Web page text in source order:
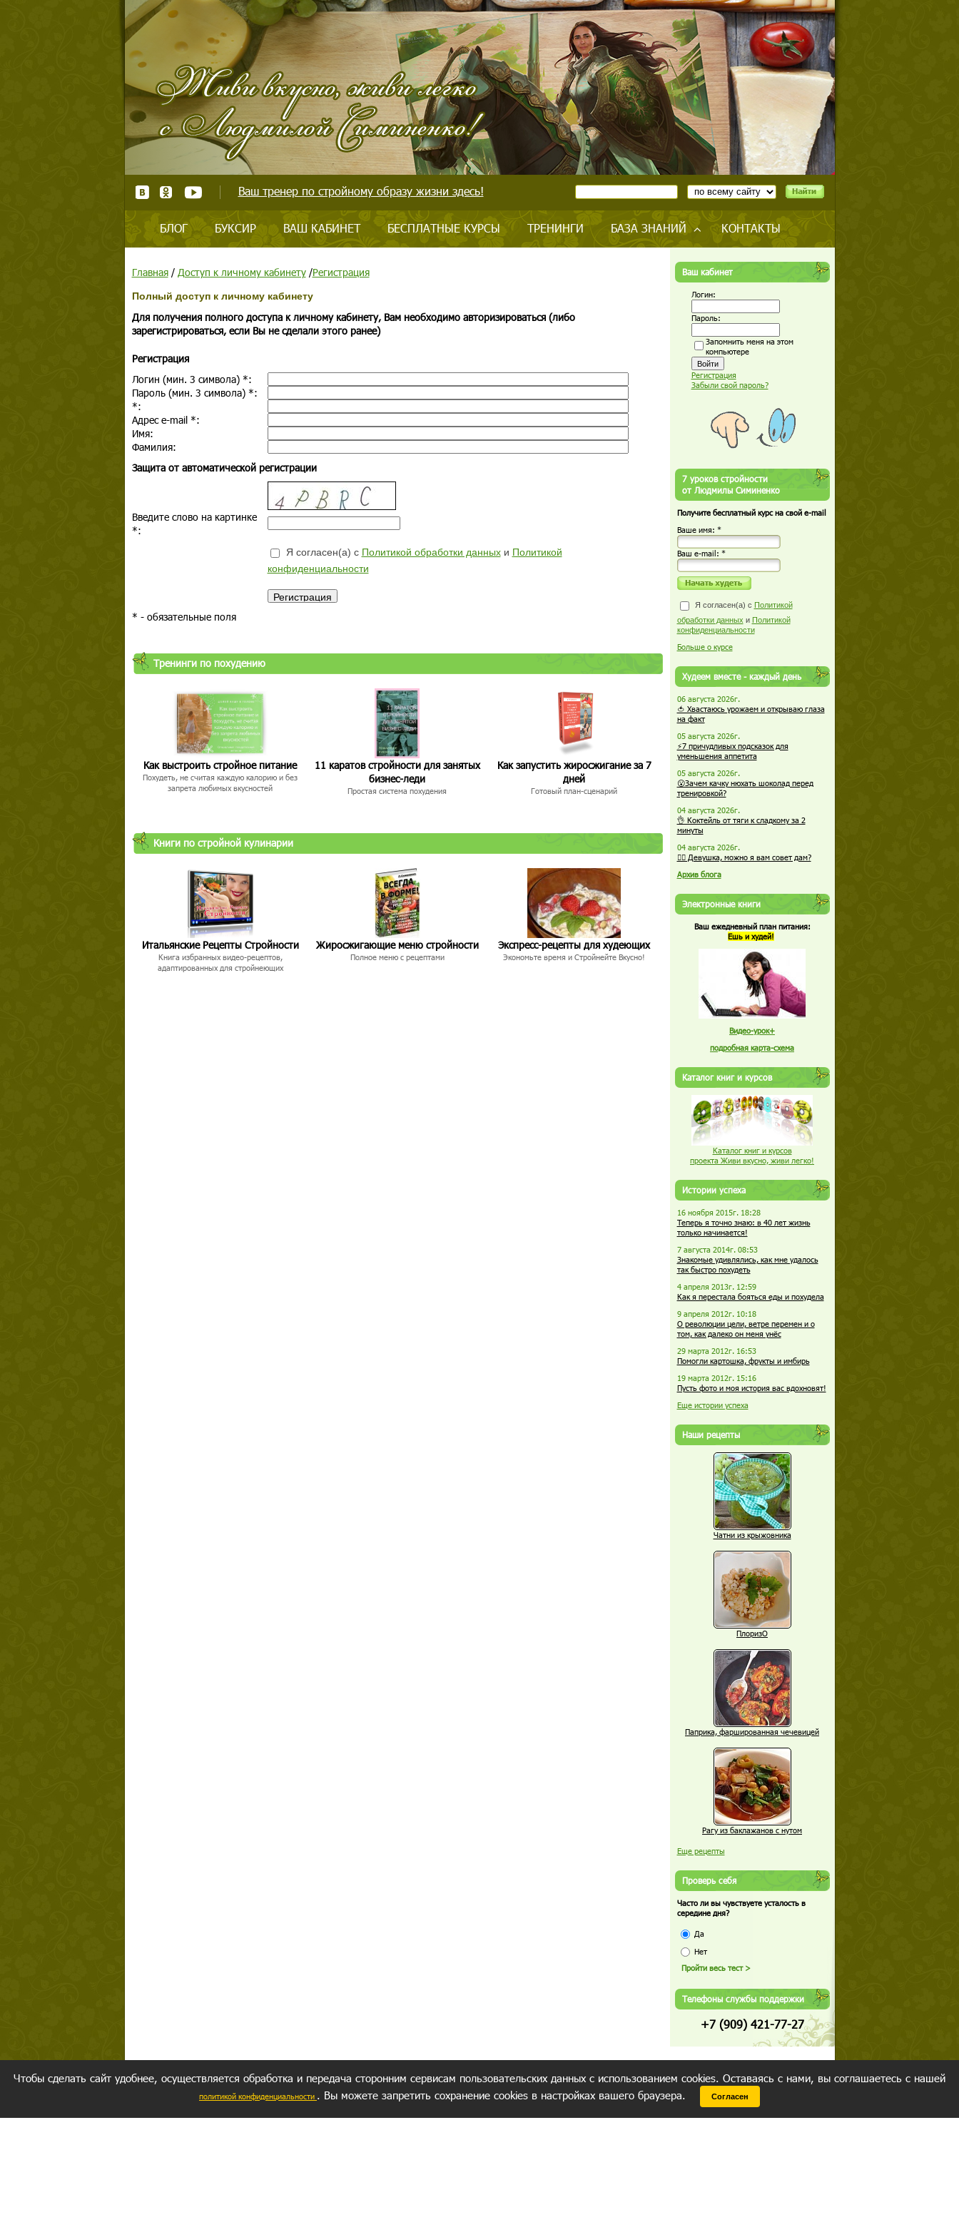
Ваш тренер по стройному образу жизни здесь!
БЛОГ БУКСИР ВАШ КАБИНЕТ БЕСПЛАТНЫЕ КУРСЫ ТРЕНИНГИ БАЗА ЗНАНИЙ КОНТАКТЫ
Главная/ Доступ к личному кабинету/Регистрация
Полный доступ к личному кабинету
Для получения полного доступа к личному кабинету, Вам необходимо авторизироваться (либо
зарегистрироваться, если Вы не сделали этого ранее)
Регистрация
Логин (мин. 3 символа) *:
Пароль (мин. 3 символа) *:
*:
Адрес e-mail *:
Имя:
Фамилия:
Защита от автоматической регистрации
Введите слово на картинке
*:
Я согласен(а) с Политикой обработки данныхи Политикой
конфиденциальности
* - обязательные поля
Тренинги по похудению
Как выстроить стройное питание
Похудеть, не считая каждую калорию и без
запрета любимых вкусностей
11 каратов стройности для занятых
бизнес-леди
Простая система похудения
Как запустить жиросжигание за 7
дней
Готовый план-сценарий
Книги по стройной кулинарии
Итальянские Рецепты Стройности
Книга избранных видео-рецептов,
адаптированных для стройнеющих
Жиросжигающие меню стройности
Полное меню с рецептами
Экспресс-рецепты для худеющих
Экономьте время и Стройнейте Вкусно!
Ваш кабинет
Логин:
Пароль:
Запомнить меня на этом
компьютере
Регистрация
Забыли свой пароль?
7 уроков стройности
от Людмилы Симиненко
Получите бесплатный курс на свой e-mail
Ваше имя: *
Ваш е-mail: *
Я согласен(а) с Политикой
обработки данных и Политикой
конфиденциальности
Больше о курсе
Худеем вместе - каждый день
06 августа 2026г.
🍅 Хвастаюсь урожаем и открываю глаза
на факт
05 августа 2026г.
⚡7 причудливых подсказок для
уменьшения аппетита
05 августа 2026г.
😮Зачем качку нюхать шоколад перед
тренировкой?
04 августа 2026г.
👌 Коктейль от тяги к сладкому за 2
минуты
04 августа 2026г.
🏋️‍♀️ Девушка, можно я вам совет дам?
Архив блога
Электронные книги
Ваш ежедневный план питания:
Ешь и худей!
Видео-урок+
подробная карта-схема
Каталог книг и курсов
Каталог книг и курсов
проекта Живи вкусно, живи легко!
Истории успеха
16 ноября 2015г. 18:28
Теперь я точно знаю: в 40 лет жизнь
только начинается!
7 августа 2014г. 08:53
Знакомые удивлялись, как мне удалось
так быстро похудеть
4 апреля 2013г. 12:59
Как я перестала бояться еды и похудела
9 апреля 2012г. 10:18
О революции цели, ветре перемен и о
том, как далеко он меня унёс
29 марта 2012г. 16:53
Помогли картошка, фрукты и имбирь
19 марта 2012г. 15:16
Пусть фото и моя история вас вдохновят!
Еще истории успеха
Наши рецепты
Чатни из крыжовника
ПлоризО
Паприка, фаршированная чечевицей
Рагу из баклажанов с нутом
Еще рецепты
Проверь себя
Часто ли вы чувствуете усталость в
середине дня?
Да
Нет
Телефоны службы поддержки
+7 (909) 421-77-27
Чтобы сделать сайт удобнее, осуществляется обработка и передача сторонним сервисам пользовательских данных с использованием cookies. Оставаясь с нами, вы соглашаетесь с нашей
политикой конфиденциальности . Вы можете запретить сохранение cookies в настройках вашего браузера. Согласен